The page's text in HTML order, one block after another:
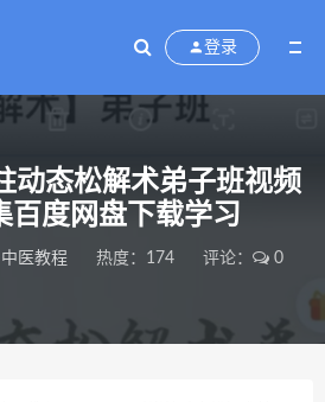
登录
动态松解术弟子班视频
百度网盘下载学习
中医教程 热度：174 评论： 0